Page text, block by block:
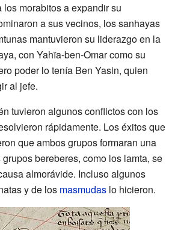
morabitos a expandir su
a sus vecinos, los sanhayas
mantuvieron su liderazgo en la
con Yahïa-ben-Omar como su
poder lo tenía Ben Yasin, quien
al jefe.
tuvieron algunos conflictos con los
rápidamente. Los éxitos que
que ambos grupos formaran una
bereberes, como los lamta, se
almorávide. Incluso algunos
y de los masmudas lo hicieron.